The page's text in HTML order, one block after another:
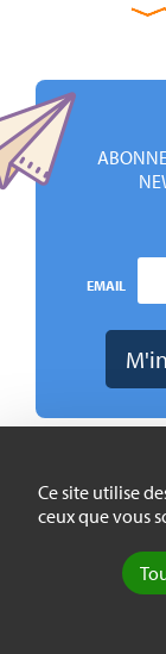
Ce site utilise
ceux que vous
EMAIL
Pour citer cet
François Dubet, «
2015. ISSN :